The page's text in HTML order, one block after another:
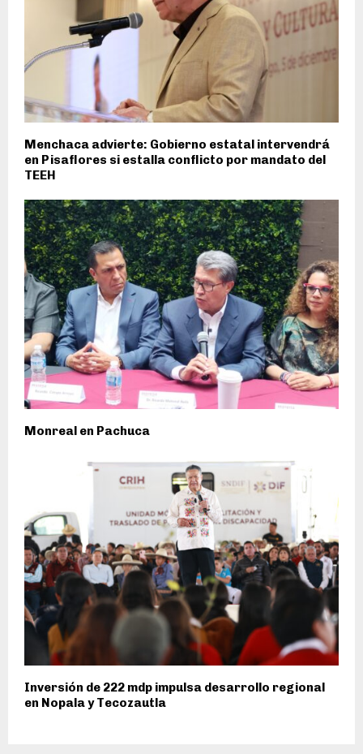
Menchaca advierte: Gobierno estatal intervendrá
en Pisaflores si estalla conflicto por mandato del
TEEH
Monreal en Pachuca
Inversión de 222 mdp impulsa desarrollo regional
en Nopala y Tecozautla